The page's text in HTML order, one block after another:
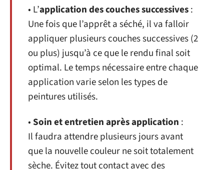
• L’application des couches successives:
Une fois que l’apprêt a séché, il va falloir
appliquer plusieurs couches successives (2
ou plus) jusqu’à ce que le rendu final soit
optimal. Le temps nécessaire entre chaque
application varie selon les types de
peintures utilisés.
•Soin et entretien après application :
Il faudra attendre plusieurs jours avant
que la nouvelle couleur ne soit totalement
sèche. Évitez tout contact avec des